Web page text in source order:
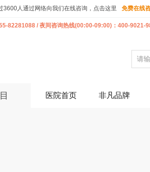
3600人通过网络向我们在线咨询，点击这里 免费在线
82281088 / 夜间咨询热线(00:00-09:00)：400-9021-
医院首页 非凡品牌